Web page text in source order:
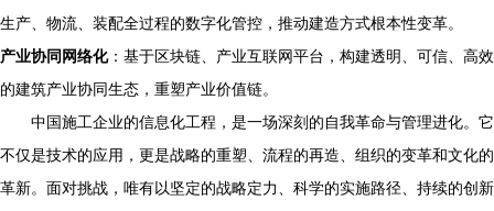
生产、物流、装配全过程的数字化管控，推动建造方式根本性变革。
产业协同网络化：基于区块链、产业互联网平台，构建透明、可信、高效
的建筑产业协同生态，重塑产业价值链。
中国施工企业的信息化工程，是一场深刻的自我革命与管理进化。它
不仅是技术的应用，更是战略的重塑、流程的再造、组织的变革和文化的
革新。面对挑战，唯有以坚定的战略定力、科学的实施路径、持续的创新